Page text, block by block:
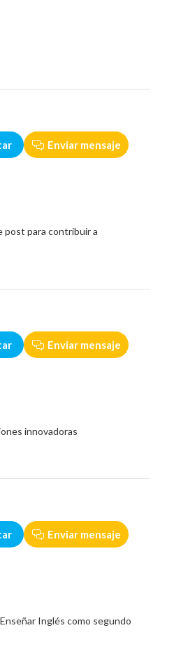
Enviar mensaje
post para contribuir a
Enviar mensaje
innovadoras
Enviar mensaje
Inglés como segundo